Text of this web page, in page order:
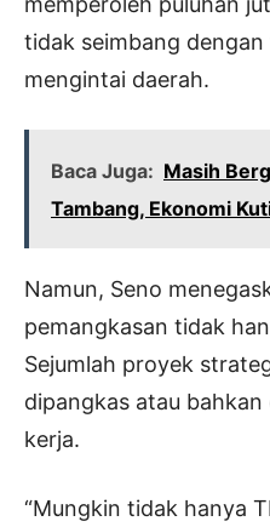
tidak seimbang
mengintai daerah.
Baca Juga: Masih
Tambang, Ekonomi
Namun, Seno
pemangkasan tidak
Sejumlah proyek
dipangkas atau
kerja.
“Mungkin tidak hanya